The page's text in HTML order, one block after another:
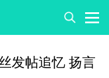
发帖追忆 扬言